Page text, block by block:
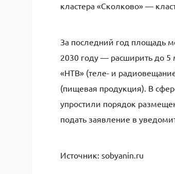
кластера «Сколково» —
За последний год площадь
2030 году — расширить до 5
«НТВ» (теле- и
(пищевая продукция). В
упростили порядок
подать заявление в
Источник: sobyanin.ru